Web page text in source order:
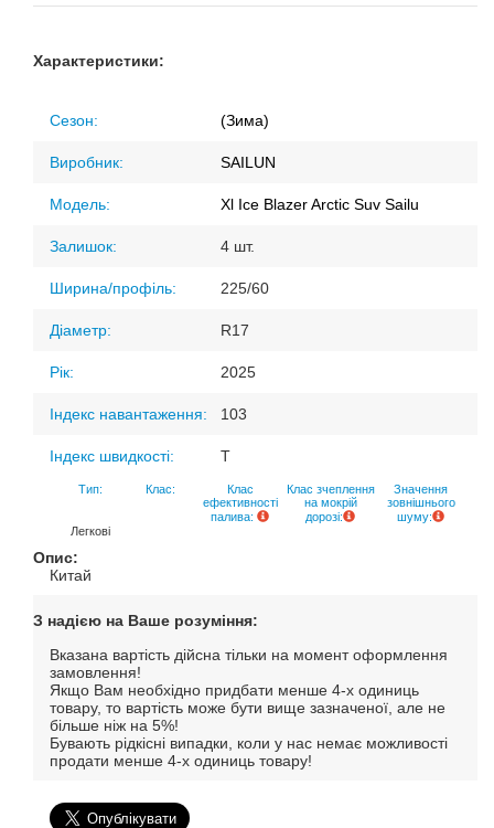
Характеристики:
Сезон: (Зима)
Виробник: SAILUN
Модель: Xl Ice Blazer Arctic Suv Sailu
Залишок: 4 шт.
Ширина/профіль: 225/60
Діаметр: R17
Рік: 2025
Індекс навантаження: 103
Індекс швидкості: T
Тип:
Легкові
Клас:
Клас
ефективності
палива:
Клас зчеплення
на мокрій
дорозі:
Значення
зовнішнього
шуму:
Опис:
Китай
З надією на Ваше розуміння:
Вказана вартість дійсна тільки на момент оформлення
замовлення!
Якщо Вам необхідно придбати менше 4-х одиниць
товару, то вартість може бути вище зазначеної, але не
більше ніж на 5%!
Бувають рідкісні випадки, коли у нас немає можливості
продати менше 4-х одиниць товару!